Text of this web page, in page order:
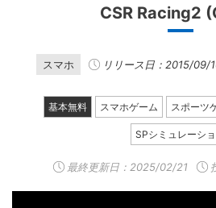
CSR Racing2
スマホ リリース日：2015/09/
基本無料 スマホゲーム スポーツ
SPシミュレーシ
最終更新日： 2025/02/21